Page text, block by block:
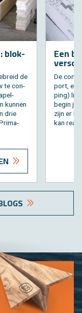
blok­
de
te con­
kun­nen
drie
Een
De
port,
ping)
begin je
zijn er
kan